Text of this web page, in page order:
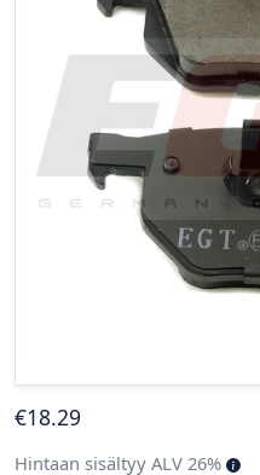
€18.29
Hintaan sisältyy ALV 26%